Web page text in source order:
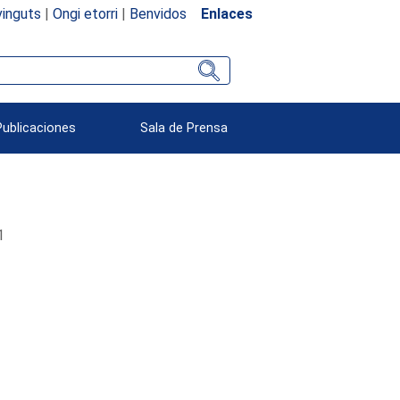
| Ongi etorri| Benvidos Enlaces
Sala de Prensa